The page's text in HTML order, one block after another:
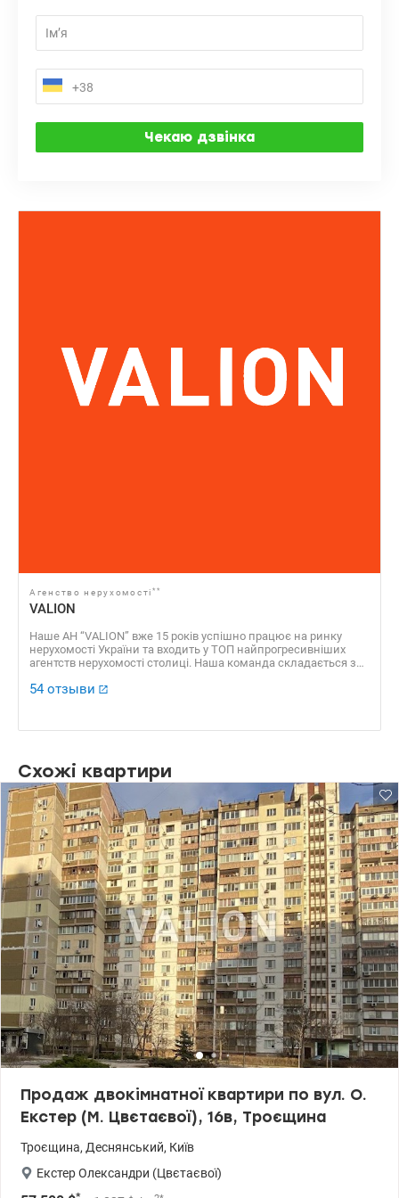
Агенство нерухомості **
VALION
Наше АН “VALION” вже 15 років успішно працює на ринку
нерухомості України та входить у ТОП найпрогресивніших
агентств нерухомості столиці. Наша команда складається з
безліч позитивних відгуків. Доказовою базою нашої
2016”, “Найкращий Web ресурс ріелторської компанії 2016”, VІІ
54 отзыви
Схожі квартири
Продаж двокімнатної квартири по вул. О.
Екстер (М. Цвєтаєвої), 16в, Троєщина
Троєщина, Деснянський, Київ
Екстер Олександри (Цвєтаєвої)